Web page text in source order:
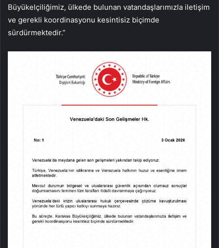
Büyükelçiliğimiz, ülkede bulunan vatandaşlarımızla iletişim
ve gerekli koordinasyonu kesintisiz biçimde
sürdürmektedir.”